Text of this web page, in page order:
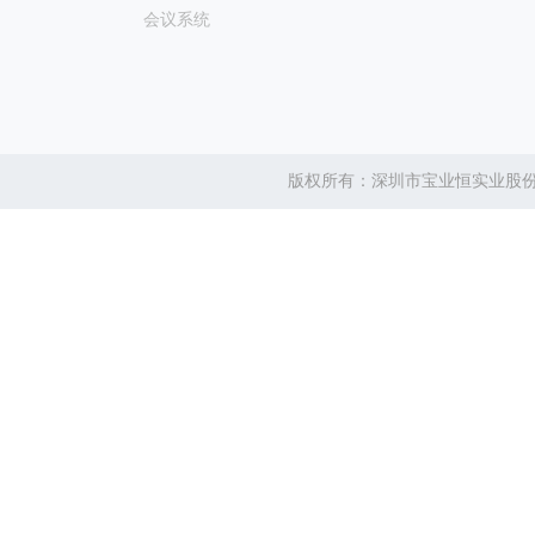
会议系统
版权所有：深圳市宝业恒实业